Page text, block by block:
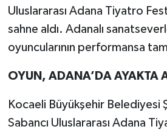
Uluslararası Adana Tiyatro
sahne aldı. Adanalı
oyuncularının performansa
OYUN, ADANA’DA AYAKTA
Kocaeli Büyükşehir Belediyesi
Sabancı Uluslararası Adana